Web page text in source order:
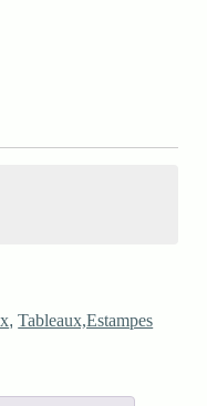
,Tableaux,Estampes